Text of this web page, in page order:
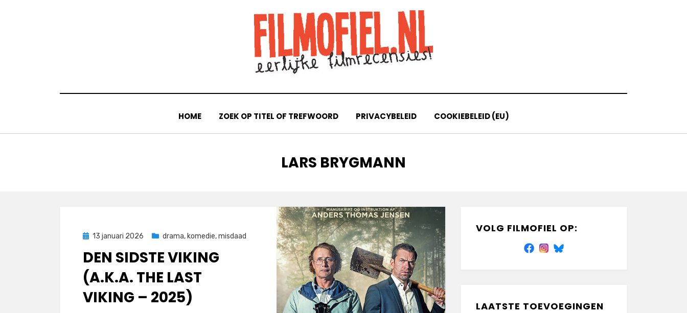
HOME ZOEK OP TITEL OF TREFWOORD PRIVACYBELEID COOKIEBELEID (EU)
TAG
:
LARS BRYGMANN
Geplaatst
13 januari 2026 drama, komedie,misdaad
DEN SIDSTE VIKING
(A.K.A. THE LAST
VIKING – 2025)
VOLG FILMOFIEL OP:
LAATSTE TOEVOEGINGEN